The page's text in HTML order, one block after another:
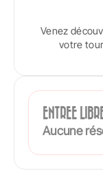
Venez
votre tour
ENTREE
Aucune